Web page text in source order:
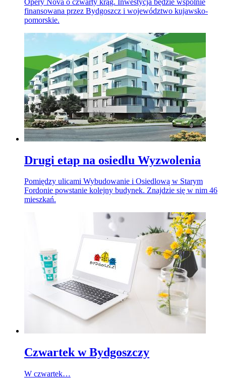
finansowana przez Bydgoszcz i województwo kujawsko-
pomorskie.
Drugi etap na osiedlu Wyzwolenia
Pomiędzy ulicami Wybudowanie i Osiedlową w Starym
Fordonie powstanie kolejny budynek. Znajdzie się w nim 46
mieszkań.
Czwartek w Bydgoszczy
W czwartek…